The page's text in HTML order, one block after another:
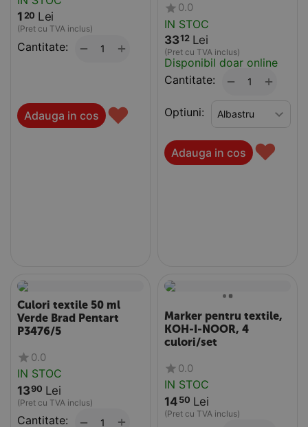
1 20 Lei
(Pret cu TVA inclus)
Cantitate: +
−
Adauga in cos ♥
0.0
IN STOC
3312 Lei
(Pret cu TVA inclus)
Disponibil doar online
Cantitate:
+
−
Optiuni:
Adauga in cos ♥
Culori textile 50 ml
Verde Brad Pentart
P3476/5
0.0
IN STOC
1390 Lei
(Pret cu TVA inclus)
Cantitate: +
−
Marker pentru textile,
KOH-I-NOOR, 4
culori/set
0.0
IN STOC
14 50 Lei
(Pret cu TVA inclus)